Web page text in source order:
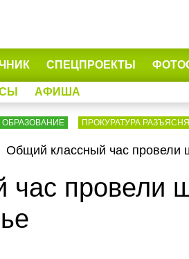
СПЕЦПРОЕКТЫ
АФИША
ОБРАЗОВАНИЕ ПРОКУРАТУРА
Общий классный час провели
провели